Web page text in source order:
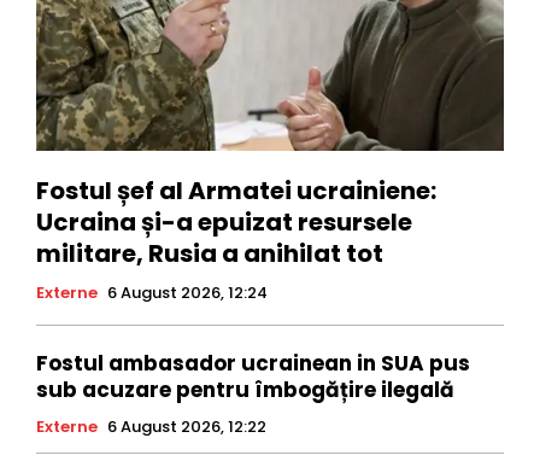
Fostul șef al Armatei ucrainiene:
Ucraina și-a epuizat resursele
militare, Rusia a anihilat tot
Externe 6 August 2026, 12:24
Fostul ambasador ucrainean in SUA pus
sub acuzare pentru îmbogățire ilegală
Externe 6 August 2026, 12:22